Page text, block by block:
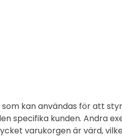
kan användas för att
specifika kunden. Andra
varukorgen är värd,